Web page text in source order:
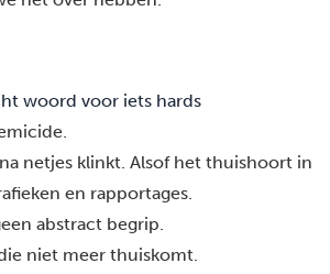
woord voor iets hards
netjes klinkt. Alsof het thuishoort in
en rapportages.
abstract begrip.
niet meer thuiskomt.